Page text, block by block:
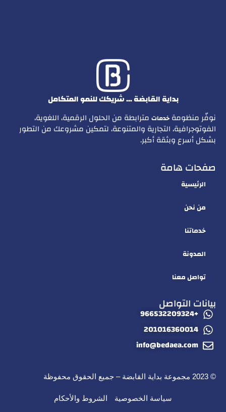
بداية القابضة … شريكك للنمو المتكامل
نوفّر منظومة خدمات مترابطة من الحلول الرقمية، اللغوية،
الفوتوجرافية، التجارية والمتنوعة، لتمكين مشروعك من التطور
بشكل أسرع وبثقة أكبر.
صفحات هامة
الرئيسية
من نحن
خدماتنا
المدونة
تواصل معنا
بيانات التواصل
+966532209324
201016360014
info@bedaea.com
© 2023 مجموعة بداية القابضة – جميع الحقوق محفوظة
سياسة الخصوصية الشروط والأحكام